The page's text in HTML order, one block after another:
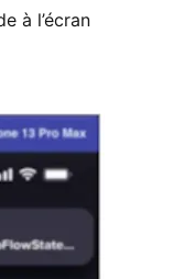
à l’écran